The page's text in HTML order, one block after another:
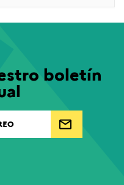
boletín